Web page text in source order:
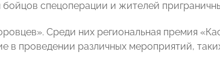
спецоперации и жителей
Среди них региональная премия
в проведении различных мероприятий,